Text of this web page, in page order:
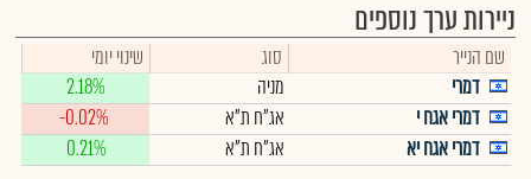
ניירות ערך נוספים
שם הנייר סוג
שינוי יומי
דמרי
מניה
2.18%
דמרי אגח י
אג"ח ת"א
-0.02%
דמרי אגח יא
אג"ח ת"א 0.21%